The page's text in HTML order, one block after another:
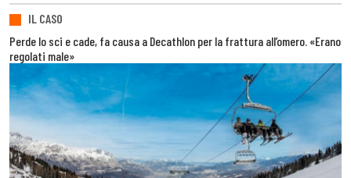
IL CASO
Perde lo sci e cade, fa causa a Decathlon per la frattura all’omero. «Erano
regolati male»